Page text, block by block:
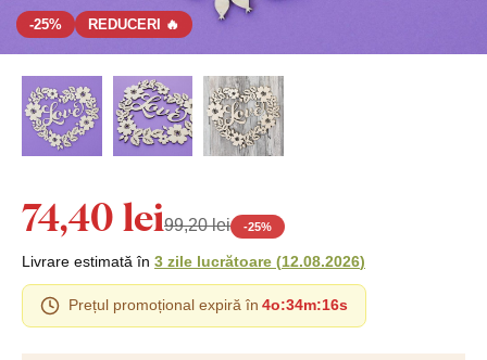
-25% REDUCERI 🔥
74,40 lei99,20 lei -25%
Livrare estimată în 3 zile lucrătoare (12.08.2026)
Prețul promoțional expiră în 4o:34m:16s